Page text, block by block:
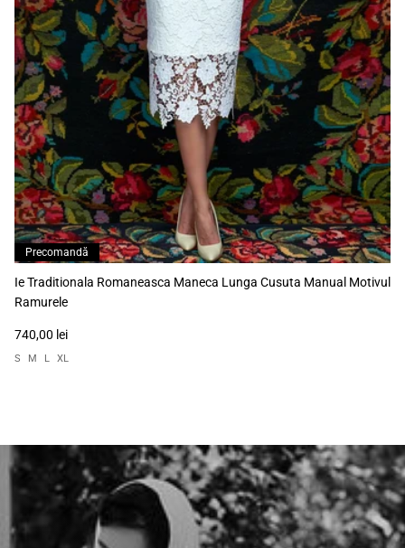
Precomandă
Ie Traditionala Romaneasca Maneca Lunga Cusuta Manual Motivul
Ramurele
740,00 lei
S M L XL